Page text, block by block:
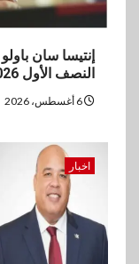
النصف الأول 2026
اخبار